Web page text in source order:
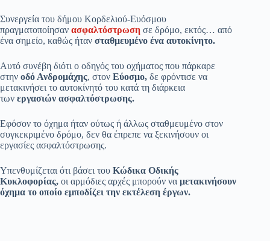
Συνεργεία του δήμου Κορδελιού-Ευόσμου
πραγματοποίησαν ασφαλτόστρωση σε δρόμο, εκτός… από
ένα σημείο, καθώς ήταν σταθμευμένο ένα αυτοκίνητο.
Αυτό συνέβη διότι ο οδηγός του οχήματος που πάρκαρε
στην οδό Ανδρομάχης, στον Εύοσμο, δε φρόντισε να
μετακινήσει το αυτοκίνητό του κατά τη διάρκεια
των εργασιών ασφαλτόστρωσης.
Εφόσον το όχημα ήταν ούτως ή άλλως σταθμευμένο στον
συγκεκριμένο δρόμο, δεν θα έπρεπε να ξεκινήσουν οι
εργασίες ασφαλτόστρωσης.
Υπενθυμίζεται ότι βάσει του Κώδικα Οδικής
Κυκλοφορίας, οι αρμόδιες αρχές μπορούν να μετακινήσουν
όχημα το οποίο εμποδίζει την εκτέλεση έργων.